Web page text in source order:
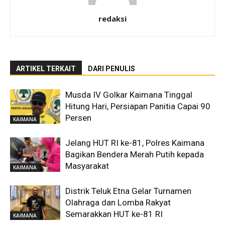
redaksi
ARTIKEL TERKAIT DARI PENULIS
KAIMANA
Musda IV Golkar Kaimana Tinggal
Hitung Hari, Persiapan Panitia Capai 90
Persen
KAIMANA
Jelang HUT RI ke-81, Polres Kaimana
Bagikan Bendera Merah Putih kepada
Masyarakat
KAIMANA
Distrik Teluk Etna Gelar Turnamen
Olahraga dan Lomba Rakyat
Semarakkan HUT ke-81 RI